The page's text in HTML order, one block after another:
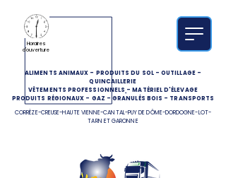
ALIMENTS ANIMAUX - PRODUITS DU SOL-OUTILLAGE-
QUINCAILLERIE
VÊTEMENTS PROFESSIONNELS -MATÉRIEL D'ÉLEVAGE
PRODUITS RÉGIONAUX - GAZ -GRANULÉS BOIS - TRANSPORTS
CORRÈZE-CREUSE-HAUTE VIENNE-CANTAL-PUY DE DÔME-DORDOGNE-LOT-
TARN ET GARONNE
Horaires
d'ouverture